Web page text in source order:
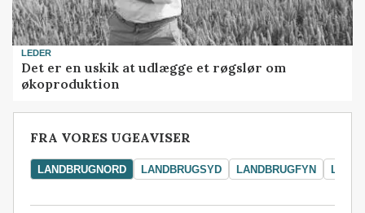
LEDER
Det er en uskik at udlægge et røgslør om
økoproduktion
FRA VORES UGEAVISER
LANDBRUGNORD LANDBRUGSYD LANDBRUGFYN